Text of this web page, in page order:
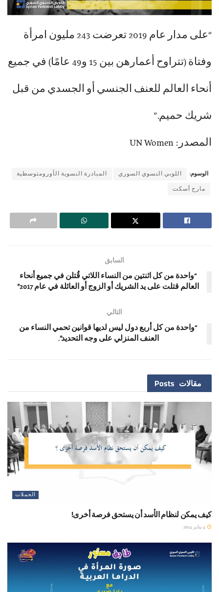
“على مدار عام 2019 تعرضت 243 مليون امرأة
وفتاة (تتراوح أعمارهن بين 15 و49 عامًا) في جميع
أنحاء العالم للعنف الجنسي أو الجسدي من قبل
شريك حميم.”
المصدر: UN Women
الوسوم: اللوبي النسوي السوري
المبادرة النسوية الأورومتوسطية
مارح أسكت
السابق
“واحدة من كل اثنتين من النساء اللاتي قُتلن في جميع أنحاء
العالم قتلت على يد الشريك أو الزوج أو العائلة في عام 2017”
التالي
“واحدة من كل أربع دول ليس لديها قوانين تحمي النساء من
العنف المنزلي على وجه التحديد”.
مقالات
الحملات
كيف يمكن لنظام الأسد أن يستحق فرصة أخرى!